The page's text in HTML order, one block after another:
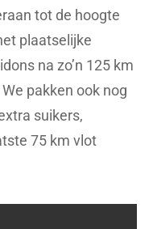
tot de hoogte
plaatselijke
na zo’n 125 km
pakken ook nog
suikers,
75 km vlot